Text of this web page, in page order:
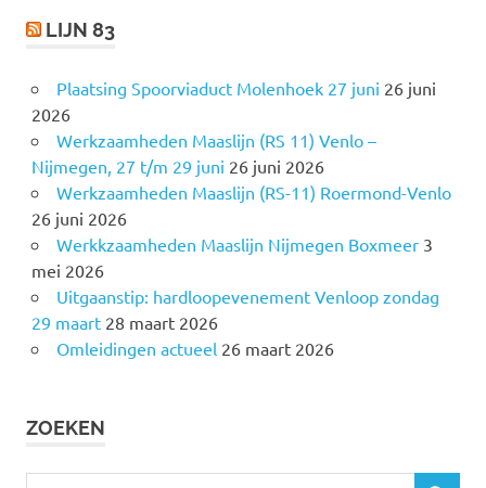
LIJN 83
Plaatsing Spoorviaduct Molenhoek 27 juni 26 juni
2026
Werkzaamheden Maaslijn (RS 11) Venlo –
Nijmegen, 27 t/m 29 juni 26 juni 2026
Werkzaamheden Maaslijn (RS-11) Roermond-Venlo
26 juni 2026
Werkkzaamheden Maaslijn Nijmegen Boxmeer 3
mei 2026
Uitgaanstip: hardloopevenement Venloop zondag
29 maart 28 maart 2026
Omleidingen actueel 26 maart 2026
ZOEKEN